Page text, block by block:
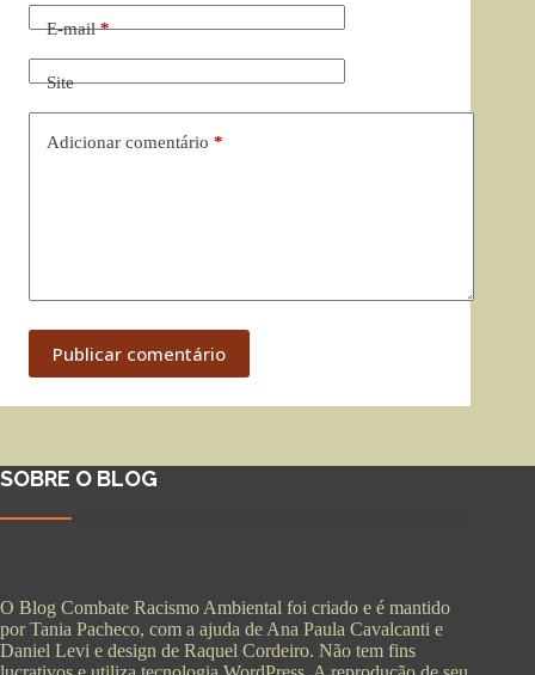
E-mail*
Site
Adicionar comentário *
Publicar comentário
SOBRE O BLOG
O Blog Combate Racismo Ambiental foi criado e é mantido
por Tania Pacheco, com a ajuda de Ana Paula Cavalcanti e
Daniel Levi e design de Raquel Cordeiro. Não tem fins